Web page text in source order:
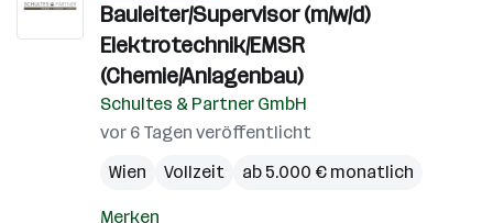
Bauleiter/Supervisor (m/w/d)
Elektrotechnik/EMSR
(Chemie/Anlagenbau)
Schultes & Partner GmbH
vor 6 Tagen veröffentlicht
Wien
Vollzeit ab 5.000 € monatlich
Merken